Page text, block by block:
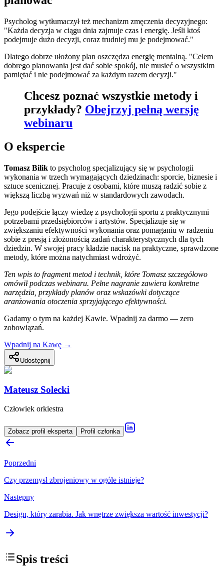
Psycholog wytłumaczył też mechanizm zmęczenia decyzyjnego:
"Każda decyzja w ciągu dnia zajmuje czas i energię. Jeśli ktoś
podejmuje dużo decyzji, coraz trudniej mu je podejmować."
Dlatego dobrze ułożony plan oszczędza energię mentalną. "Celem
dobrego planowania jest dać sobie spokój, nie musieć o wszystkim
pamiętać i nie podejmować za każdym razem decyzji."
Chcesz poznać wszystkie metody i
przykłady? Obejrzyj pełną wersję
webinaru
O ekspercie
Tomasz Bilik to psycholog specjalizujący się w psychologii
wykonania w trzech wymagających dziedzinach: sporcie, biznesie i
sztuce scenicznej. Pracuje z osobami, które muszą radzić sobie z
większą liczbą wyzwań niż w standardowych zawodach.
Jego podejście łączy wiedzę z psychologii sportu z praktycznymi
potrzebami przedsiębiorców i artystów. Specjalizuje się w
zwiększaniu efektywności wykonania oraz pomaganiu w radzeniu
sobie z presją i złożonością zadań charakterystycznych dla tych
dziedzin. W swojej pracy kładzie nacisk na praktyczne, sprawdzone
metody, które można natychmiast wdrożyć.
Ten wpis to fragment metod i technik, które Tomasz szczegółowo
omówił podczas webinaru. Pełne nagranie zawiera konkretne
narzędzia, przykłady planów oraz wskazówki dotyczące
aranżowania otoczenia sprzyjającego efektywności.
Gadamy o tym na każdej Kawie. Wpadnij za darmo — zero
zobowiązań.
Wpadnij na Kawę →
Udostępnij
Mateusz Solecki
Człowiek orkiestra
Zobacz profil eksperta Profil członka
Poprzedni
Czy przemysł zbrojeniowy w ogóle istnieje?
Następny
Design, który zarabia. Jak wnętrze zwiększa wartość inwestycji?
Spis treści